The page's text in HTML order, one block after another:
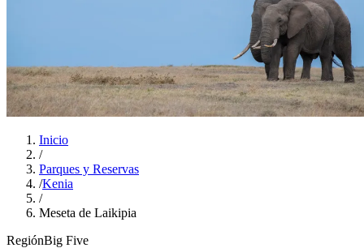
Inicio
/
Parques y Reservas
/Kenia
/
Meseta de Laikipia
RegiónBig Five